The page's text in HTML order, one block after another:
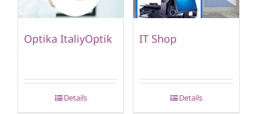
Optika ItaliyOptik
Details
IT Shop
Details